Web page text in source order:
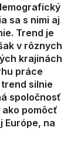
sa s nimi aj
Trend je
v rôznych
krajinách
práce
silnie
spoločnosť
pomôcť
Európe, na